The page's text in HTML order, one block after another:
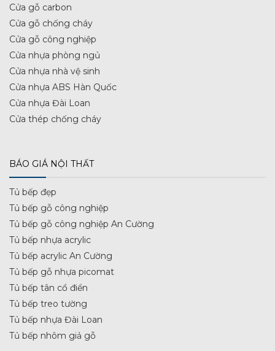
Cửa gỗ carbon
Cửa gỗ chống cháy
Cửa gỗ công nghiệp
Cửa nhựa phòng ngủ
Cửa nhựa nhà vệ sinh
Cửa nhựa ABS Hàn Quốc
Cửa nhựa Đài Loan
Cửa thép chống cháy
BÁO GIÁ NỘI THẤT
Tủ bếp đẹp
Tủ bếp gỗ công nghiệp
Tủ bếp gỗ công nghiệp An Cường
Tủ bếp nhựa acrylic
Tủ bếp acrylic An Cường
Tủ bếp gỗ nhựa picomat
Tủ bếp tân cổ điển
Tủ bếp treo tường
Tủ bếp nhựa Đài Loan
Tủ bếp nhôm giả gỗ